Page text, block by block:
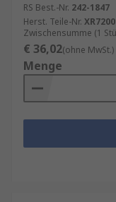
RS Best.-Nr. 242-1847
Herst. Teile-Nr. XR7200
Zwischensumme (1
€ 36,02(ohne MwSt.)
Menge